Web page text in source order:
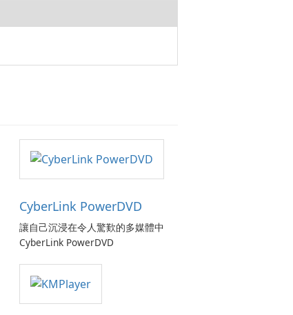
CyberLink PowerDVD
讓自己沉浸在令人驚歎的多媒體中
CyberLink PowerDVD